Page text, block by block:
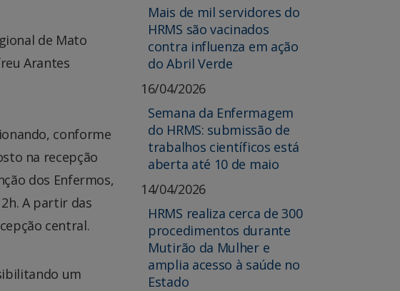
de Mato
Arantes
conforme
na recepção
dos Enfermos,
A partir das
central.
um
Mais de mil servidores do
HRMS são vacinados
contra influenza em ação
do Abril Verde
16/04/2026
Semana da Enfermagem
do HRMS: submissão de
trabalhos científicos está
aberta até 10 de maio
14/04/2026
HRMS realiza cerca de 300
procedimentos durante
Mutirão da Mulher e
amplia acesso à saúde no
Estado